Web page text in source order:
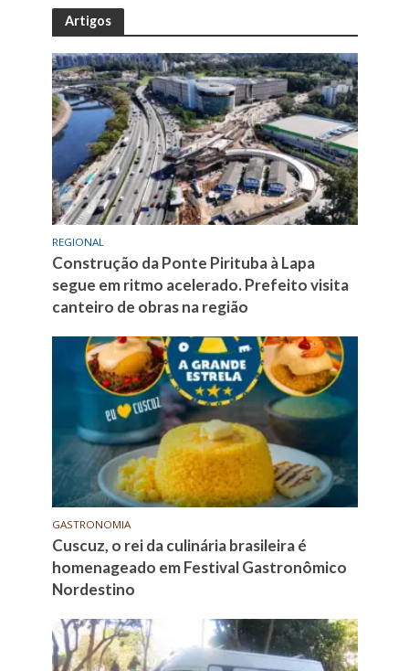
Artigos
REGIONAL
Construção da Ponte Pirituba à Lapa
segue em ritmo acelerado. Prefeito visita
canteiro de obras na região
GASTRONOMIA
Cuscuz, o rei da culinária brasileira é
homenageado em Festival Gastronômico
Nordestino